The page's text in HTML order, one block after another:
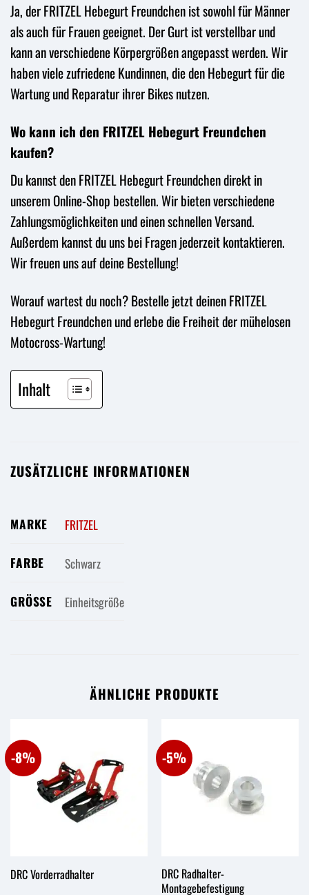
Ja, der FRITZEL Hebegurt Freundchen ist sowohl für Männer
als auch für Frauen geeignet. Der Gurt ist verstellbar und
kann an verschiedene Körpergrößen angepasst werden. Wir
haben viele zufriedene Kundinnen, die den Hebegurt für die
Wartung und Reparatur ihrer Bikes nutzen.
Wo kann ich den FRITZEL Hebegurt Freundchen
kaufen?
Du kannst den FRITZEL Hebegurt Freundchen direkt in
unserem Online-Shop bestellen. Wir bieten verschiedene
Zahlungsmöglichkeiten und einen schnellen Versand.
Außerdem kannst du uns bei Fragen jederzeit kontaktieren.
Wir freuen uns auf deine Bestellung!
Worauf wartest du noch? Bestelle jetzt deinen FRITZEL
Hebegurt Freundchen und erlebe die Freiheit der mühelosen
Motocross-Wartung!
Inhalt
ZUSÄTZLICHE INFORMATIONEN
MARKE FRITZEL
FARBE Schwarz
GRÖSSE Einheitsgröße
ÄHNLICHE PRODUKTE
-8%
DRC Vorderradhalter
-5%
DRC Radhalter-
Montagebefestigung